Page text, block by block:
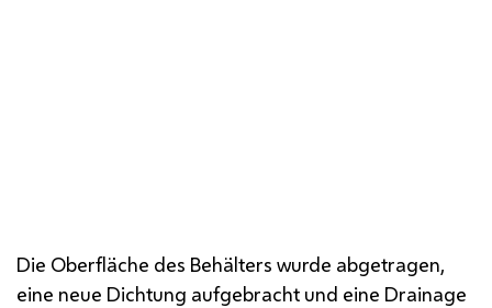
Die Oberfläche des Behälters wurde abgetragen,
eine neue Dichtung aufgebracht und eine Drainage